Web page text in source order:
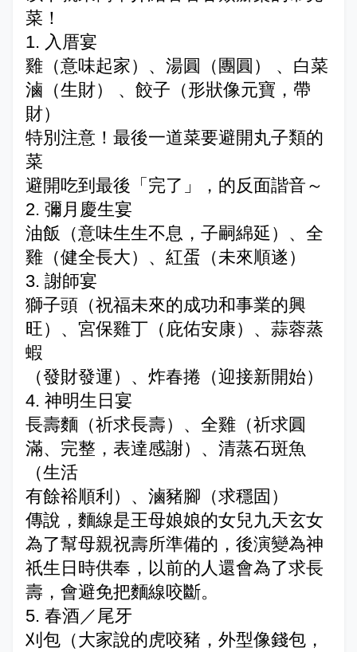
菜！
1. 入厝宴
雞（意味起家）、湯圓（團圓） 、白菜
滷（生財） 、餃子（形狀像元寶，帶
財）
特別注意！最後一道菜要避開丸子類的
菜
避開吃到最後「完了」，的反面諧音～
2. 彌月慶生宴
油飯（意味生生不息，子嗣綿延）、全
雞（健全長大）、紅蛋（未來順遂）
3. 謝師宴
獅子頭（祝福未來的成功和事業的興
旺）、宮保雞丁（庇佑安康）、蒜蓉蒸
蝦
（發財發運）、炸春捲（迎接新開始）
4. 神明生日宴
長壽麵（祈求長壽）、全雞（祈求圓
滿、完整，表達感謝）、清蒸石斑魚
（生活
有餘裕順利）、滷豬腳（求穩固）
傳說，麵線是王母娘娘的女兒九天玄女
為了幫母親祝壽所準備的，後演變為神
祇生日時供奉，以前的人還會為了求長
壽，會避免把麵線咬斷。
5. 春酒／尾牙
刈包（大家說的虎咬豬，外型像錢包，